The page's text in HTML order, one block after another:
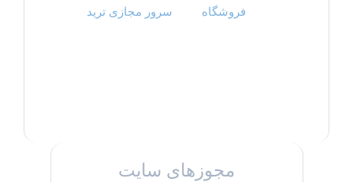
فروشگاه
سرور مجازی ترید
مجوزهای سایت